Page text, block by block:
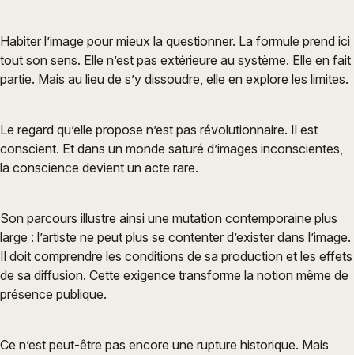
Habiter l’image pour mieux la questionner. La formule prend ici
tout son sens. Elle n’est pas extérieure au système. Elle en fait
partie. Mais au lieu de s’y dissoudre, elle en explore les limites.
Le regard qu’elle propose n’est pas révolutionnaire. Il est
conscient. Et dans un monde saturé d’images inconscientes,
la conscience devient un acte rare.
Son parcours illustre ainsi une mutation contemporaine plus
large : l’artiste ne peut plus se contenter d’exister dans l’image.
Il doit comprendre les conditions de sa production et les effets
de sa diffusion. Cette exigence transforme la notion même de
présence publique.
Ce n’est peut-être pas encore une rupture historique. Mais